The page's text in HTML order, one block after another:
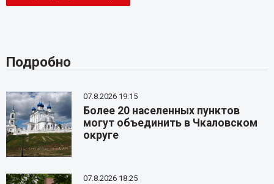
Подробно
07.8.2026 19:15
Более 20 населенных пунктов
могут объединить в Чкаловском
округе
07.8.2026 18:25